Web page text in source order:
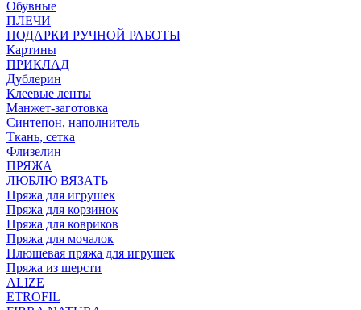
Обувные
ПЛЕЧИ
ПОДАРКИ РУЧНОЙ РАБОТЫ
Картины
ПРИКЛАД
Дублерин
Клеевые ленты
Манжет-заготовка
Синтепон, наполнитель
Ткань, сетка
Флизелин
ПРЯЖА
ЛЮБЛЮ ВЯЗАТЬ
Пряжа для игрушек
Пряжа для корзинок
Пряжа для ковриков
Пряжа для мочалок
Плюшевая пряжа для игрушек
Пряжа из шерсти
ALIZE
ETROFIL